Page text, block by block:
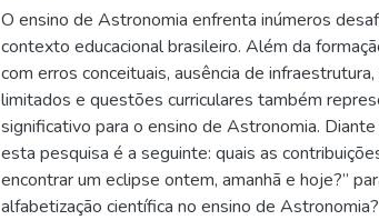
O ensino de Astronomia enfrenta inúmeros
contexto educacional brasileiro. Além da
com erros conceituais, ausência de
limitados e questões curriculares também
significativo para o ensino de Astronomia.
esta pesquisa é a seguinte: quais as
encontrar um eclipse ontem, amanhã e hoje?”
alfabetização científica no ensino de